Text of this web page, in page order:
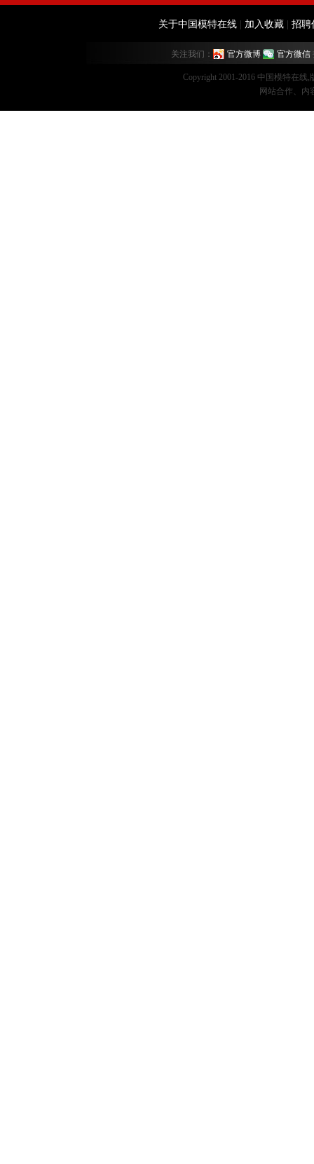
关于中国模特在线 加入收藏 招聘
关注我们： 官方微博 官方微信
Copyright 2001-2016 中国模特在线
网站合作、内